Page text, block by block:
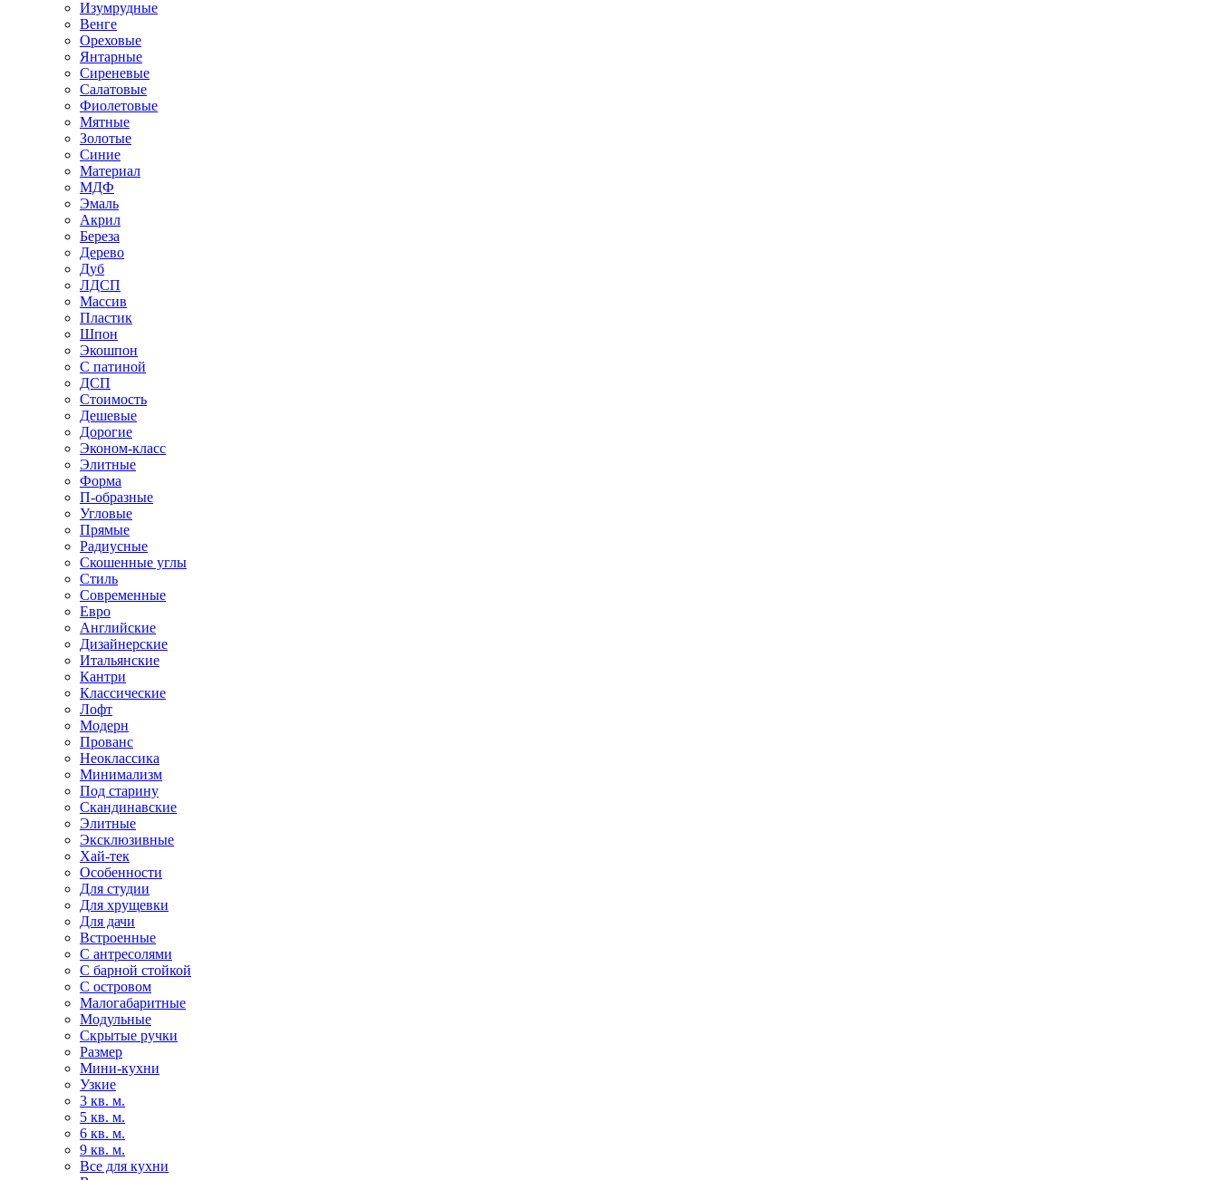
Изумрудные
Венге
Ореховые
Янтарные
Сиреневые
Салатовые
Фиолетовые
Мятные
Золотые
Синие
Материал
МДФ
Эмаль
Акрил
Береза
Дерево
Дуб
ЛДСП
Массив
Пластик
Шпон
Экошпон
С патиной
ДСП
Стоимость
Дешевые
Дорогие
Эконом-класс
Элитные
Форма
П-образные
Угловые
Прямые
Радиусные
Скошенные углы
Стиль
Современные
Евро
Английские
Дизайнерские
Итальянские
Кантри
Классические
Лофт
Модерн
Прованс
Неоклассика
Минимализм
Под старину
Скандинавские
Элитные
Эксклюзивные
Хай-тек
Особенности
Для студии
Для хрущевки
Для дачи
Встроенные
С антресолями
С барной стойкой
С островом
Малогабаритные
Модульные
Скрытые ручки
Размер
Мини-кухни
Узкие
3 кв. м.
5 кв. м.
6 кв. м.
9 кв. м.
Все для кухни